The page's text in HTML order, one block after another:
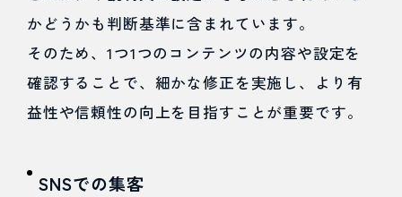
かどうかも判断基準に含まれています。
そのため、1つ1つのコンテンツの内容や設定を
確認することで、細かな修正を実施し、より有
益性や信頼性の向上を目指すことが重要です。
SNSでの集客